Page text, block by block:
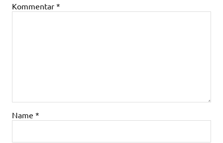
Kommentar *
Name *